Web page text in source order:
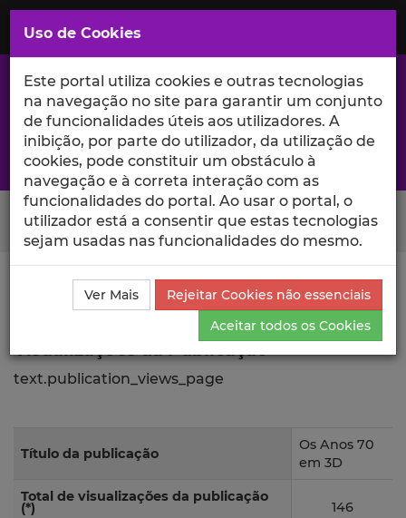
Saltar
para
Conteúdo
Principal
A excelência da investigação e ciência no Iscte
Search Button
Ciência_Iscte Comunicações
Descrição Detalhada
da Comunicação
Visualizações
text.publication_views_page
Título da publicação
Os Anos 70
em 3D
Total de visualizações da publicação
(*) 146
Uso de Cookies
Este portal utiliza cookies e outras tecnologias
na navegação no site para garantir um conjunto
de funcionalidades úteis aos utilizadores. A
inibição, por parte do utilizador, da utilização de
cookies, pode constituir um obstáculo à
navegação e à correta interação com as
funcionalidades do portal. Ao usar o portal, o
utilizador está a consentir que estas tecnologias
sejam usadas nas funcionalidades do mesmo.
Ver Mais
Rejeitar Cookies não essenciais
Aceitar todos os Cookies